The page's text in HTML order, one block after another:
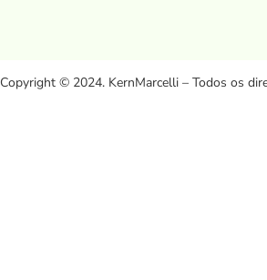
Copyright © 2024. KernMarcelli – Todos os